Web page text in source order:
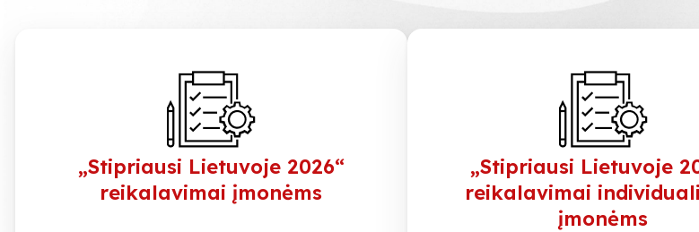
„Stipriausi Lietuvoje 2026“
reikalavimai įmonėms
„Stipriausi Lietuvoje
reikalavimai
įmonėms